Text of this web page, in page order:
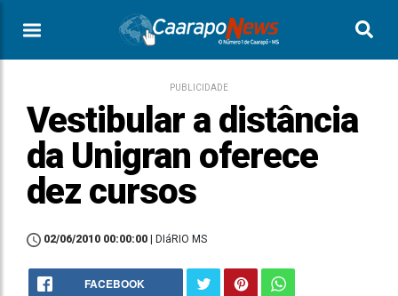
PUBLICIDADE
Vestibular a distância
da Unigran oferece
dez cursos
02/06/2010 00:00:00 | DIáRIO MS
FACEBOOK